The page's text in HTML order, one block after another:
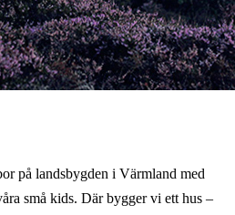
på landsbygden i Värmland med
små kids. Där bygger vi ett hus –